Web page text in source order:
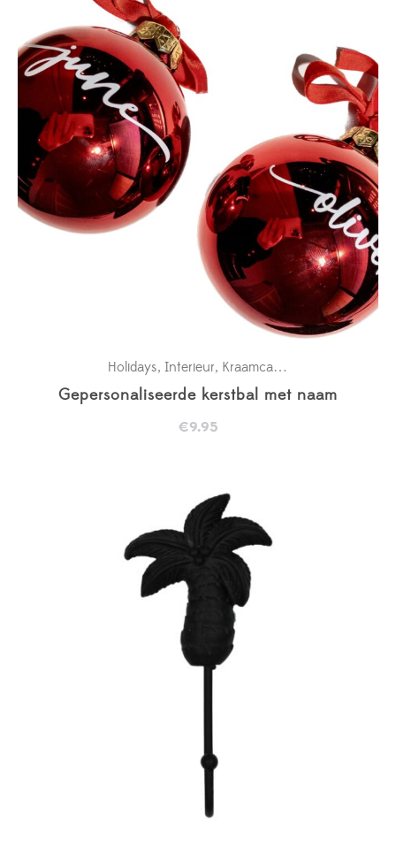
Holidays, Interieur, Kraamcadeaus
Gepersonaliseerde kerstbal met naam
€9.95